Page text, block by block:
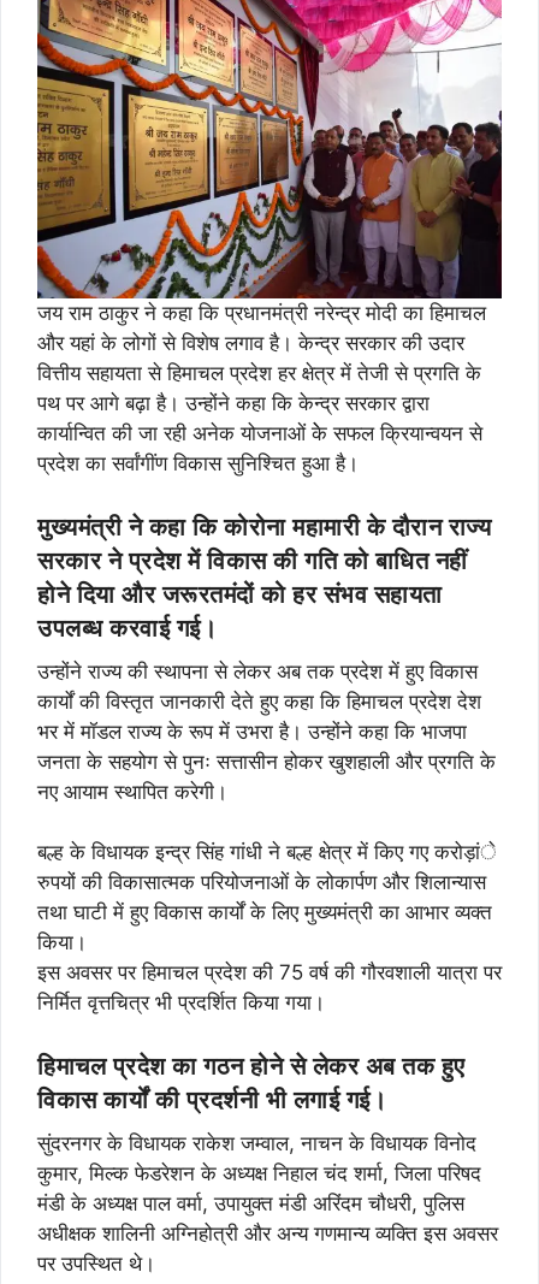
जय राम ठाकुर ने कहा कि प्रधानमंत्री नरेन्द्र मोदी का हिमाचल
और यहां के लोगों से विशेष लगाव है। केन्द्र सरकार की उदार
वित्तीय सहायता से हिमाचल प्रदेश हर क्षेत्र में तेजी से प्रगति के
पथ पर आगे बढ़ा है। उन्होंने कहा कि केन्द्र सरकार द्वारा
कार्यान्वित की जा रही अनेक योजनाओं केे सफल क्रियान्वयन से
प्रदेश का सर्वांगींण विकास सुनिश्चित हुआ है।
मुख्यमंत्री ने कहा कि कोरोना महामारी के दौरान राज्य
सरकार ने प्रदेश में विकास की गति को बाधित नहीं
होने दिया और जरूरतमंदों को हर संभव सहायता
उपलब्ध करवाई गई।
उन्होंने राज्य की स्थापना से लेकर अब तक प्रदेश में हुए विकास
कार्यों की विस्तृत जानकारी देते हुए कहा कि हिमाचल प्रदेश देश
भर में मॉडल राज्य के रूप में उभरा है। उन्होंने कहा कि भाजपा
जनता के सहयोग से पुनः सत्तासीन होकर खुशहाली और प्रगति के
नए आयाम स्थापित करेगी।
बल्ह के विधायक इन्द्र सिंह गांधी ने बल्ह क्षेत्र में किए गए करोड़ांे
रुपयों की विकासात्मक परियोजनाओं के लोकार्पण और शिलान्यास
तथा घाटी में हुए विकास कार्यों के लिए मुख्यमंत्री का आभार व्यक्त
किया।
इस अवसर पर हिमाचल प्रदेश की 75 वर्ष की गौरवशाली यात्रा पर
निर्मित वृत्तचित्र भी प्रदर्शित किया गया।
हिमाचल प्रदेश का गठन होने से लेकर अब तक हुए
विकास कार्यों की प्रदर्शनी भी लगाई गई।
सुंदरनगर के विधायक राकेश जम्वाल, नाचन के विधायक विनोद
कुमार, मिल्क फेडरेशन के अध्यक्ष निहाल चंद शर्मा, जिला परिषद
मंडी के अध्यक्ष पाल वर्मा, उपायुक्त मंडी अरिंदम चौधरी, पुलिस
अधीक्षक शालिनी अग्निहोत्री और अन्य गणमान्य व्यक्ति इस अवसर
पर उपस्थित थे।